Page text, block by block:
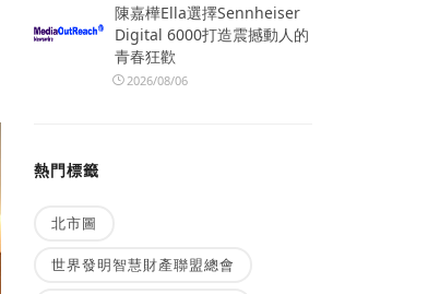
陳嘉樺Ella選擇Sennheiser
Digital 6000打造震撼動人的
青春狂歡
2026/08/06
熱門標籤
北市圖
世界發明智慧財產聯盟總會